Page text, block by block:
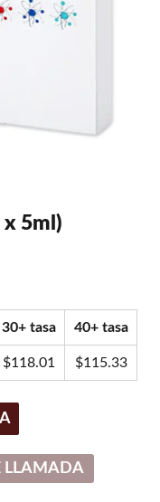
x 5ml)
30+ tasa 40+ tasa
$118.01 $115.33
LLAMADA